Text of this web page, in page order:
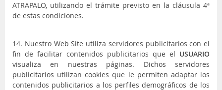
ATRAPALO, utilizando el trámite previsto en la cláusula 4ª
de estas condiciones.
14. Nuestro Web Site utiliza servidores publicitarios con el
fin de facilitar contenidos publicitarios que el USUARIO
visualiza en nuestras páginas. Dichos servidores
publicitarios utilizan cookies que le permiten adaptar los
contenidos publicitarios a los perfiles demográficos de los